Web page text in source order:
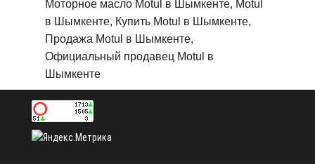
Моторное масло Motul в Шымкенте, Motul
в Шымкенте, Купить Motul в Шымкенте,
Продажа Motul в Шымкенте,
Официальный продавец Motul в
Шымкенте